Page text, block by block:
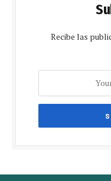
Recibe las